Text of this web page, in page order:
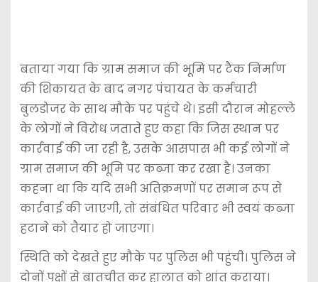
बताया गया कि ग्राम समाज की भूमि पर टैंक निर्माण
की शिकायत के बाद नगर पंचायत के कर्मचारी
बुलडोजर के साथ मौके पर पहुंचे थे। इसी दौरान मोहल्ले
के लोगों ने विरोध जताते हुए कहा कि जिस स्थान पर
कार्रवाई की जा रही है, उसके आसपास भी कई लोगों ने
ग्राम समाज की भूमि पर कब्जा कर रखा है। उनका
कहना था कि यदि सभी अतिक्रमणों पर समान रूप से
कार्रवाई की जाएगी, तो संबंधित परिवार भी स्वयं कब्जा
हटाने को तैयार हो जाएगा।
स्थिति को देखते हुए मौके पर पुलिस भी पहुंची। पुलिस ने
दोनों पक्षों से बातचीत कर हालात को शांत कराया।